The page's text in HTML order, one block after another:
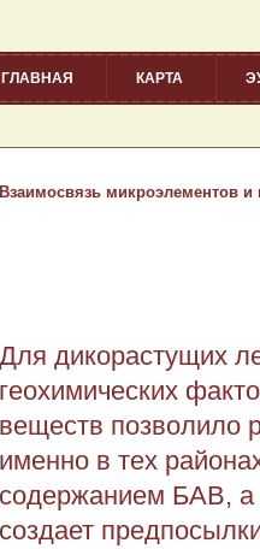
ГЛАВНАЯ КАРТА
Взаимосвязь микроэлементов и
Для дикорастущих
геохимических
веществ позволило
именно в тех
содержанием БАВ, а
создает